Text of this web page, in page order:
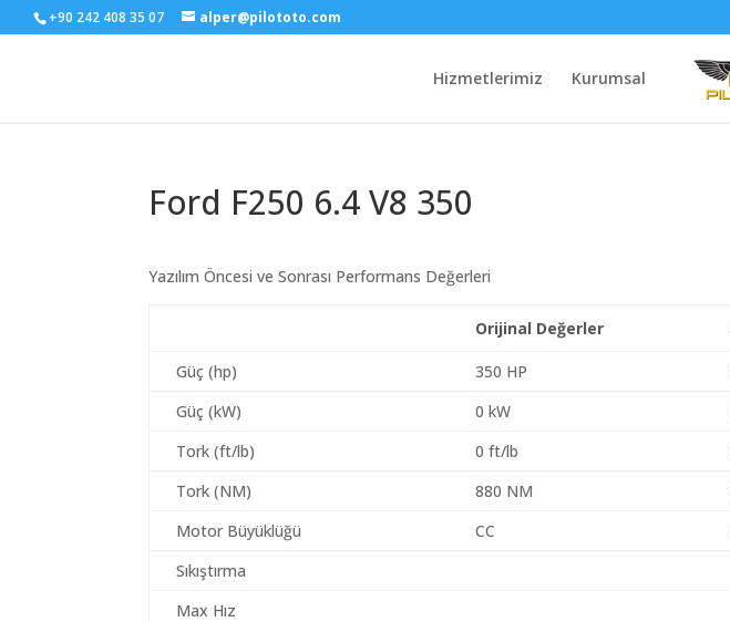
+90 242 408 35 07 alper@pilototo.com
Hizmetlerimiz Kurumsal
Ford F250 6.4 V8 350
Yazılım Öncesi ve Sonrası Performans Değerleri
Orijinal Değerler
Güç (hp) 350 HP
Güç (kW)
0 kW
Tork (ft/lb)
0 ft/lb
Tork (NM)
880 NM
Motor Büyüklüğü
CC
Sıkıştırma
Max Hız